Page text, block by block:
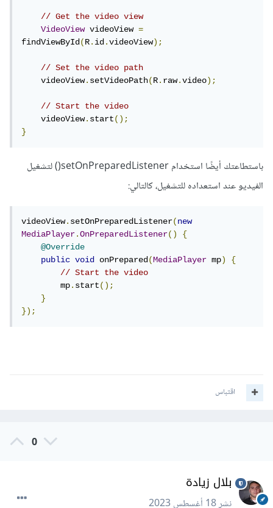
// Get the video view
VideoView videoView =
findViewById(R.id.videoView);
// Set the video path
    videoView
.setVideoPath(R.raw.video);
// Start the video
    videoView
.start();
}
باستطاعتك أيضًا استخدام setOnPreparedListener() لتشغيل
الفيديو عند استعداده للتشغيل، كالتالي:
videoView.setOnPreparedListener(new
MediaPlayer.OnPreparedListener()
{
@Override
public
void onPrepared(MediaPlayer mp)
{
// Start the video
        mp
.start();
}
});
اقتباس
0
بلال زيادة
نشر18 أغسطس 2023